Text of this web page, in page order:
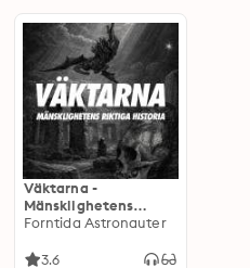
Väktarna -
Mänsklighetens
riktiga historia
Forntida Astronauter
3.6